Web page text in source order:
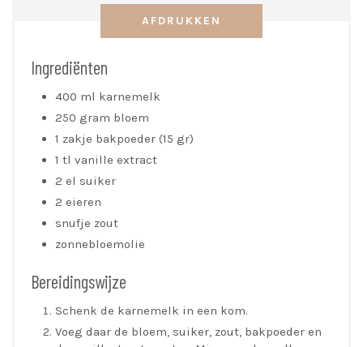
AFDRUKKEN
Ingrediënten
400 ml karnemelk
250 gram bloem
1 zakje bakpoeder (15 gr)
1 tl vanille extract
2 el suiker
2 eieren
snufje zout
zonnebloemolie
Bereidingswijze
Schenk de karnemelk in een kom.
Voeg daar de bloem, suiker, zout, bakpoeder en